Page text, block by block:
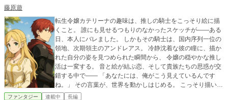
藤原遊
転生令嬢カテリーナの趣味は、推しの騎士をこっそり絵に描
くこと。 誰にも見せるつもりのなかったスケッチが――ある
日、本人にバレました。 しかもその騎士は、国内序列一位の
領地、次期領主のアンドレアス。 冷静沈着な彼の瞳に、描か
れた自分の姿を見つめられた瞬間から、 令嬢の穏やかな推し
活は一変する。 音と絵が結ぶ恋、そして貴族たちの思惑が交
錯する中で―― 「あなたには、俺がこう見えているんです
ね。」 その言葉が、世界を動かしはじめる。 こっそり描いて
いたら、いつのまにか溺愛されていました。 芸術と政治、そ
ファンタジー 連載中 長編